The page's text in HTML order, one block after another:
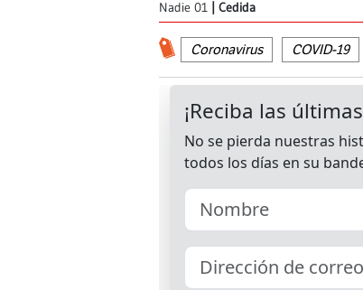
Nadie 01 Cedida
Coronavirus COVID-19